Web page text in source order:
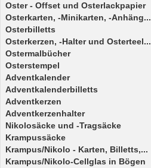
Oster - Offset und Osterlackpapier
Osterkarten, -Minikarten, -Anhäng...
Osterbilletts
Osterkerzen, -Halter und Osterteel...
Ostermalbücher
Osterstempel
Adventkalender
Adventkalenderbilletts
Adventkerzen
Adventkerzenhalter
Nikolosäcke und -Tragsäcke
Krampussäcke
Krampus/Nikolo - Karten, Billetts,...
Krampus/Nikolo-Cellglas in Bögen